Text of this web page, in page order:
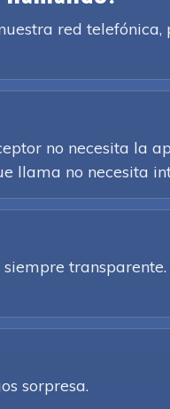
red
no necesita la
llama no necesita
sorpresa.